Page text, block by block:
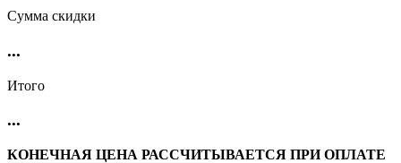
Сумма скидки
...
Итого
...
КОНЕЧНАЯ ЦЕНА РАССЧИТЫВАЕТСЯ ПРИ ОПЛАТЕ